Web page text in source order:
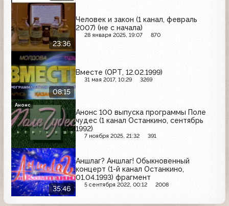
долина, Техносила, Орикс, Газбанк,
Вико
23:36
Человек и закон (1 канал, февраль
2007) (не с начала)
28 января 2025, 19:07 870
08:15
Вместе (ОРТ, 12.02.1999)
31 мая 2017, 10:29 3269
Анонс 100 выпуска программы Поле
чудес (1 канал Останкино, сентябрь
1992)
7 ноября 2025, 21:32 391
Анонс
35:46
Аншлаг? Аншлаг! Обыкновенный
концерт (1-й канал Останкино,
01.04.1993) фрагмент
5 сентября 2022, 00:12 2008